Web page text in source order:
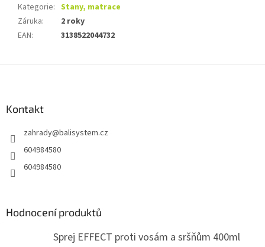
Kategorie: Stany, matrace
Záruka:
2 roky
EAN: 3138522044732
Kontakt
zahrady@balisystem.cz
604984580
604984580
Hodnocení produktů
Sprej EFFECT proti vosám a sršňům 400ml